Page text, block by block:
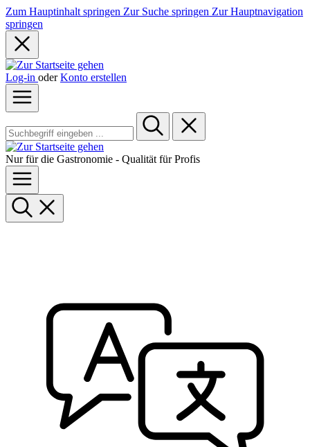
Zum Hauptinhalt springen Zur Suche springen Zur Hauptnavigation
springen
Log-in oder Konto erstellen
Nur für die Gastronomie - Qualität für Profis